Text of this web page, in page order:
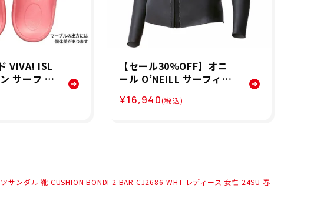
VIVA! ISL
サーフ ビ
2025 L
【セール30%OFF】オニ
ール O’NEILL サーフィン
MS スーパーライトクラシ
¥16,940(税込)
サンダル 靴 CUSHION BONDI 2 BAR CJ2686-WHT レディース 女性 24SU 春